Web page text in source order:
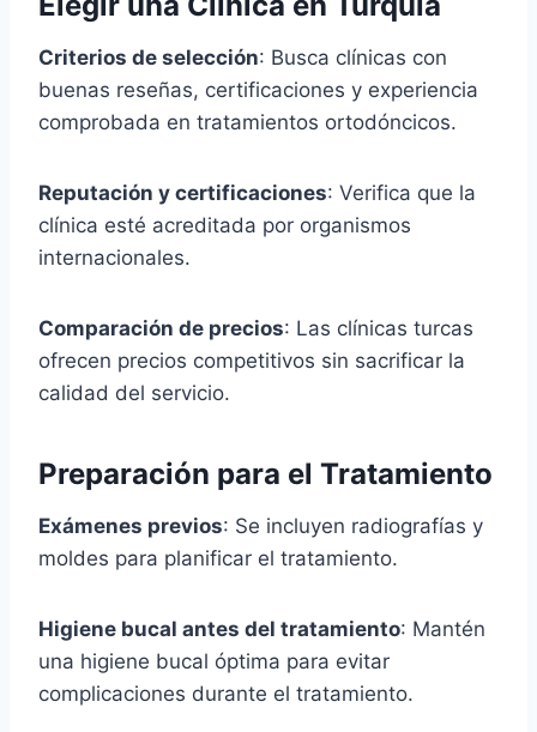
Criterios de selección: Busca clínicas con
buenas reseñas, certificaciones y experiencia
comprobada en tratamientos ortodóncicos.
Reputación y certificaciones: Verifica que la
clínica esté acreditada por organismos
internacionales.
Comparación de precios: Las clínicas turcas
ofrecen precios competitivos sin sacrificar la
calidad del servicio.
Preparación para el Tratamiento
Exámenes previos: Se incluyen radiografías y
moldes para planificar el tratamiento.
Higiene bucal antes del tratamiento: Mantén
una higiene bucal óptima para evitar
complicaciones durante el tratamiento.